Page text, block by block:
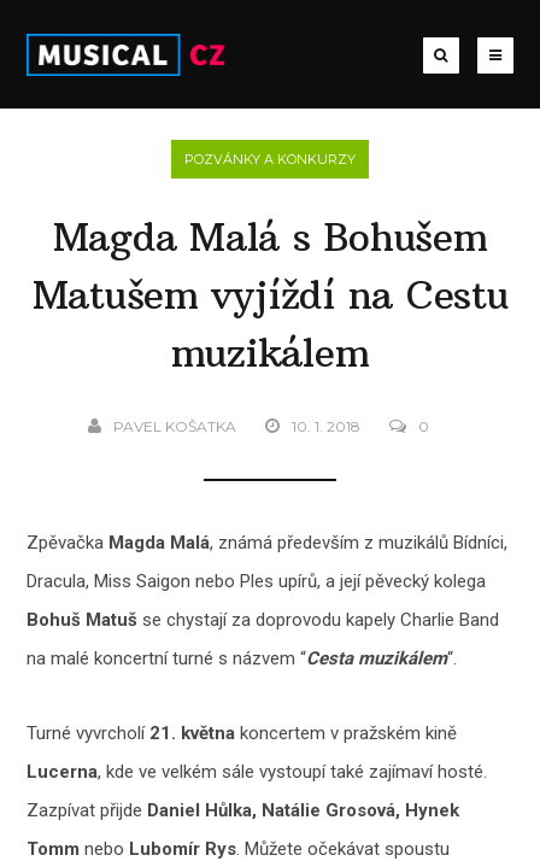
POZVÁNKY A KONKURZY
Magda Malá s Bohušem
Matušem vyjíždí na Cestu
muzikálem
PAVEL KOŠATKA 10. 1. 2018 0
Zpěvačka Magda Malá, známá především z muzikálů Bídníci,
Dracula, Miss Saigon nebo Ples upírů, a její pěvecký kolega
Bohuš Matuš se chystají za doprovodu kapely Charlie Band
na malé koncertní turné s názvem “Cesta muzikálem“.
Turné vyvrcholí 21. května koncertem v pražském kině
Lucerna, kde ve velkém sále vystoupí také zajímaví hosté.
Zazpívat přijde Daniel Hůlka, Natálie Grosová, Hynek
Tomm nebo Lubomír Rys. Můžete očekávat spoustu